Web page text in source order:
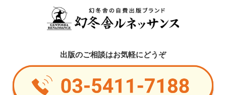
出版のご相談はお気軽にどうぞ